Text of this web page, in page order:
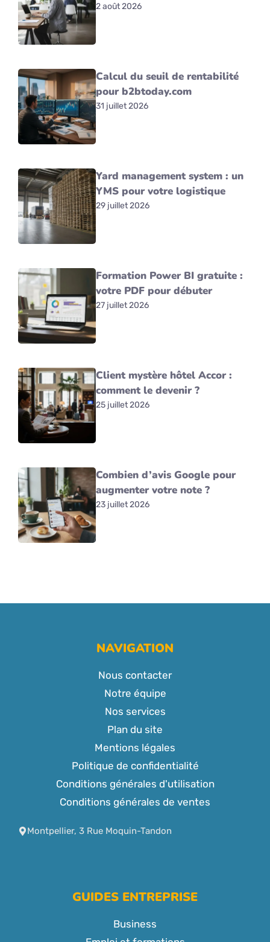
2 août 2026
Calcul du seuil de rentabilité
pour b2btoday.com
31 juillet 2026
Yard management system : un
YMS pour votre logistique
29 juillet 2026
Formation Power BI gratuite :
votre PDF pour débuter
27 juillet 2026
Client mystère hôtel Accor :
comment le devenir ?
25 juillet 2026
Combien d’avis Google pour
augmenter votre note ?
23 juillet 2026
NAVIGATION
Nous contacter
Notre équipe
Nos services
Plan du site
Mentions légales
Politique de confidentialité
Conditions générales d'utilisation
Conditions générales de ventes
Montpellier, 3 Rue Moquin-Tandon
GUIDES ENTREPRISE
Business